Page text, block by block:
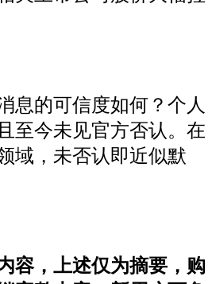
息的可信度如何？个人
至今未见官方否认。在
域，未否认即近似默
容，上述仅为摘要，购